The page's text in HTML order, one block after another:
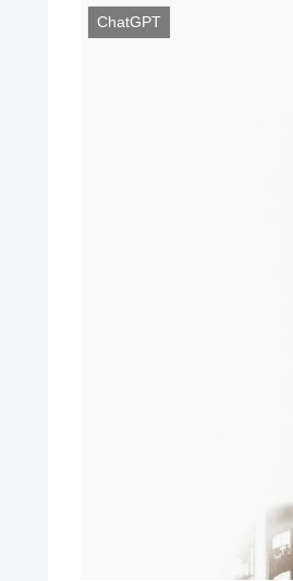
ChatGPT